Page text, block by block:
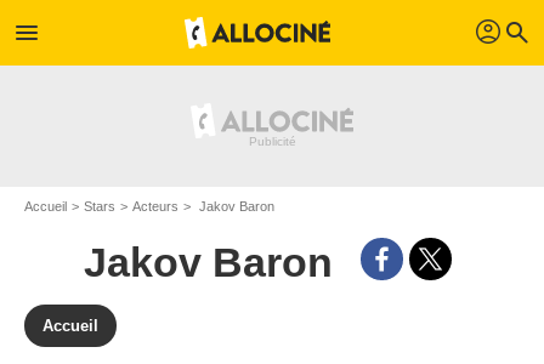
menu profil search
Accueil Stars Acteurs Jakov Baron
Jakov Baron
Accueil